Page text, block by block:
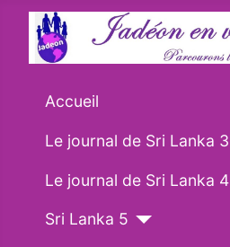
Accueil
Le journal de Sri Lanka 3
Le journal de Sri Lanka 4
Sri Lanka 5